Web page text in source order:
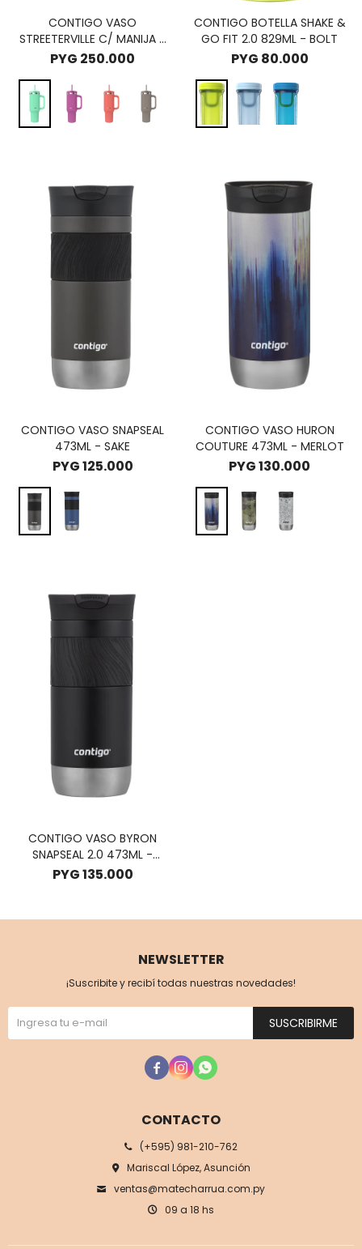
CONTIGO VASO
STREETERVILLE C/ MANIJA -
RECIFE
PYG 250.000
CONTIGO BOTELLA SHAKE &
GO FIT 2.0 829ML - BOLT
PYG 80.000
CONTIGO VASO SNAPSEAL
473ML - SAKE
PYG125.000
CONTIGO VASO HURON
COUTURE 473ML - MERLOT
PYG130.000
CONTIGO VASO BYRON
SNAPSEAL 2.0 473ML -
LICORICE
PYG135.000
CONTACTO
(+595) 981-210-762
Mariscal López, Asunción
ventas@matecharrua.com.py
09 a 18 hs
NEWSLETTER
¡Suscribite y recibí todas nuestras novedades!
SUSCRIBIRME
  